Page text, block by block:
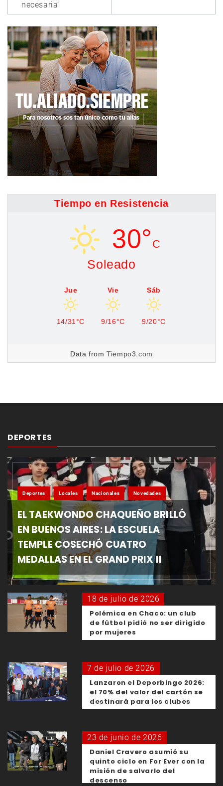
necesaria”
Tiempo en Resistencia
30° C
Soleado
Jue
14/31°C
Vie
9/16°C
Sáb
9/20°C
Data fromTiempo3.com
DEPORTES
Deportes Locales Nacionales Novedades
EL TAEKWONDO CHAQUEÑO BRILLÓ
EN BUENOS AIRES: LA ESCUELA
TEMPLE COSECHÓ CUATRO
MEDALLAS EN EL GRAND PRIX II
18 de julio de 2026
Polémica en Chaco: un club
de fútbol pidió no ser dirigido
por mujeres
7 de julio de 2026
Lanzaron el Deporbingo 2026:
el 70% del valor del cartón se
destinará para los clubes
23 de junio de 2026
Daniel Cravero asumió su
quinto ciclo en For Ever con la
misión de salvarlo del
descenso